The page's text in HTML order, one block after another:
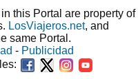
this Portal are property of
LosViajeros.net, and
same Portal.
- Publicidad